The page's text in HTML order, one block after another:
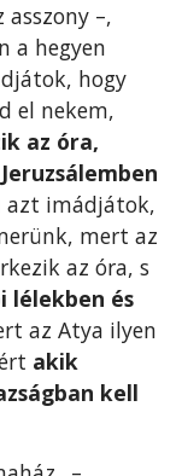
asszony –,
a hegyen
hogy
el nekem,
az óra,
azt imádjátok,
mert az
az óra, s
lélekben és
az Atya ilyen
akik
kell